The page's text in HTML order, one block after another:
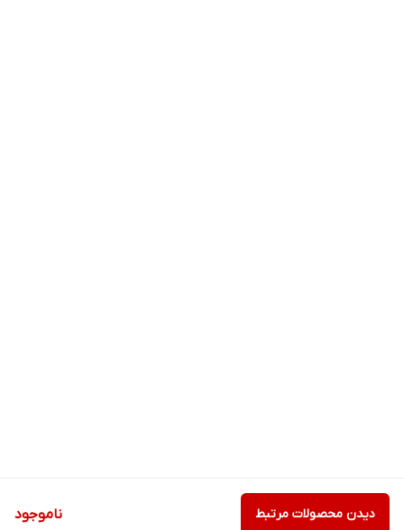
ناموجود دیدن محصولات مرتبط